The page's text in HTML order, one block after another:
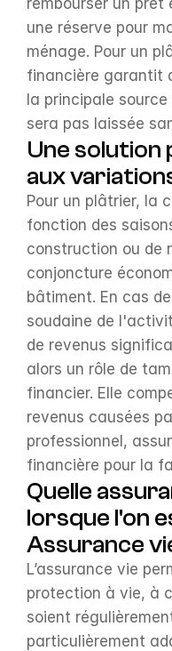
rembourser un
une réserve pour
ménage. Pour un
financière garantit
la principale
sera pas laissée
Une
aux
Pour un plâtrier, la
fonction des
construction ou de
conjoncture
bâtiment. En cas
soudaine de
de revenus
alors un rôle de
financier. Elle
revenus causées
professionnel,
financière pour la
Quelle
lorsque l'on
Assurance
L’assurance vie
protection à vie, à
soient
particulièrement